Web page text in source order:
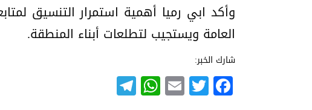
وأكد ابي رميا أهمية استمرار التنسيق
العامة ويستجيب لتطلعات أبناء المنطقة.
شارك الخبر:
Facebook
Twitter
Email
WhatsApp